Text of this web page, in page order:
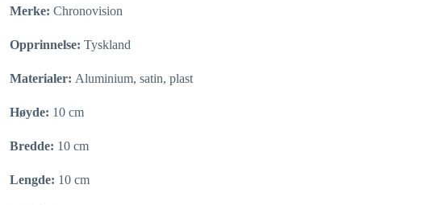
Merke: Chronovision
Opprinnelse: Tyskland
Materialer: Aluminium, satin, plast
Høyde: 10 cm
Bredde: 10 cm
Lengde: 10 cm